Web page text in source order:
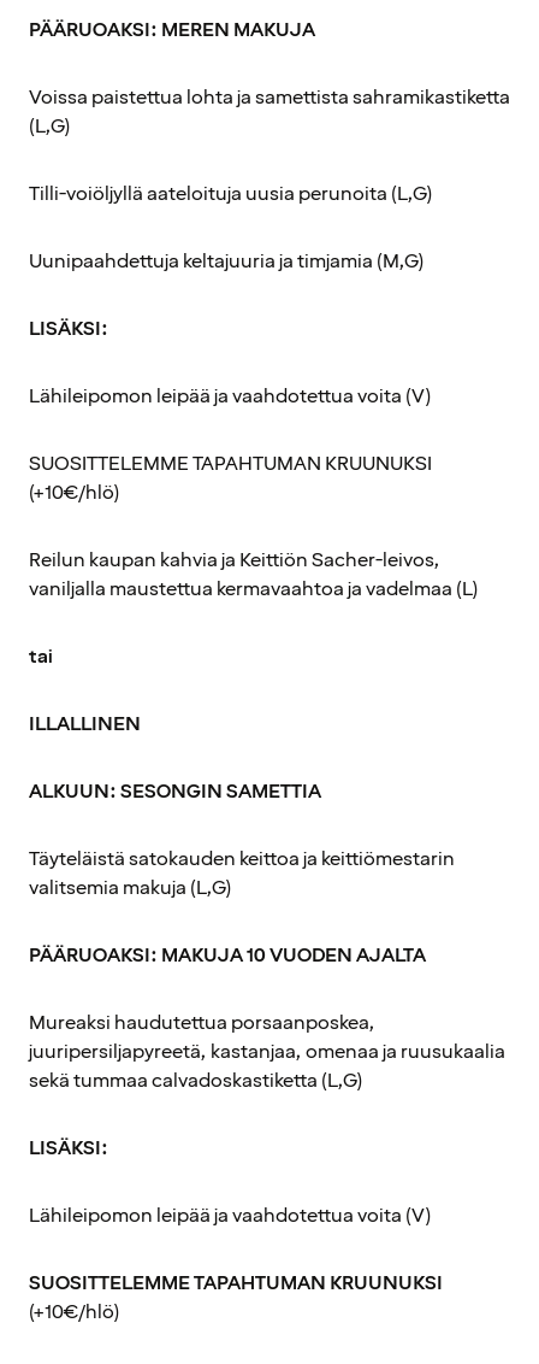
PÄÄRUOAKSI: MEREN MAKUJA
Voissa paistettua lohta ja samettista sahramikastiketta
(L,G)
Tilli-voiöljyllä aateloituja uusia perunoita (L,G)
Uunipaahdettuja keltajuuria ja timjamia (M,G)
LISÄKSI:
Lähileipomon leipää ja vaahdotettua voita (V)
SUOSITTELEMME TAPAHTUMAN KRUUNUKSI
(+10€/hlö)
Reilun kaupan kahvia ja Keittiön Sacher-leivos,
vaniljalla maustettua kermavaahtoa ja vadelmaa (L)
tai
ILLALLINEN
ALKUUN: SESONGIN SAMETTIA
Täyteläistä satokauden keittoa ja keittiömestarin
valitsemia makuja (L,G)
PÄÄRUOAKSI: MAKUJA 10 VUODEN AJALTA
Mureaksi haudutettua porsaanposkea,
juuripersiljapyreetä, kastanjaa, omenaa ja ruusukaalia
sekä tummaa calvadoskastiketta (L,G)
LISÄKSI:
Lähileipomon leipää ja vaahdotettua voita (V)
SUOSITTELEMME TAPAHTUMAN KRUUNUKSI
(+10€/hlö)